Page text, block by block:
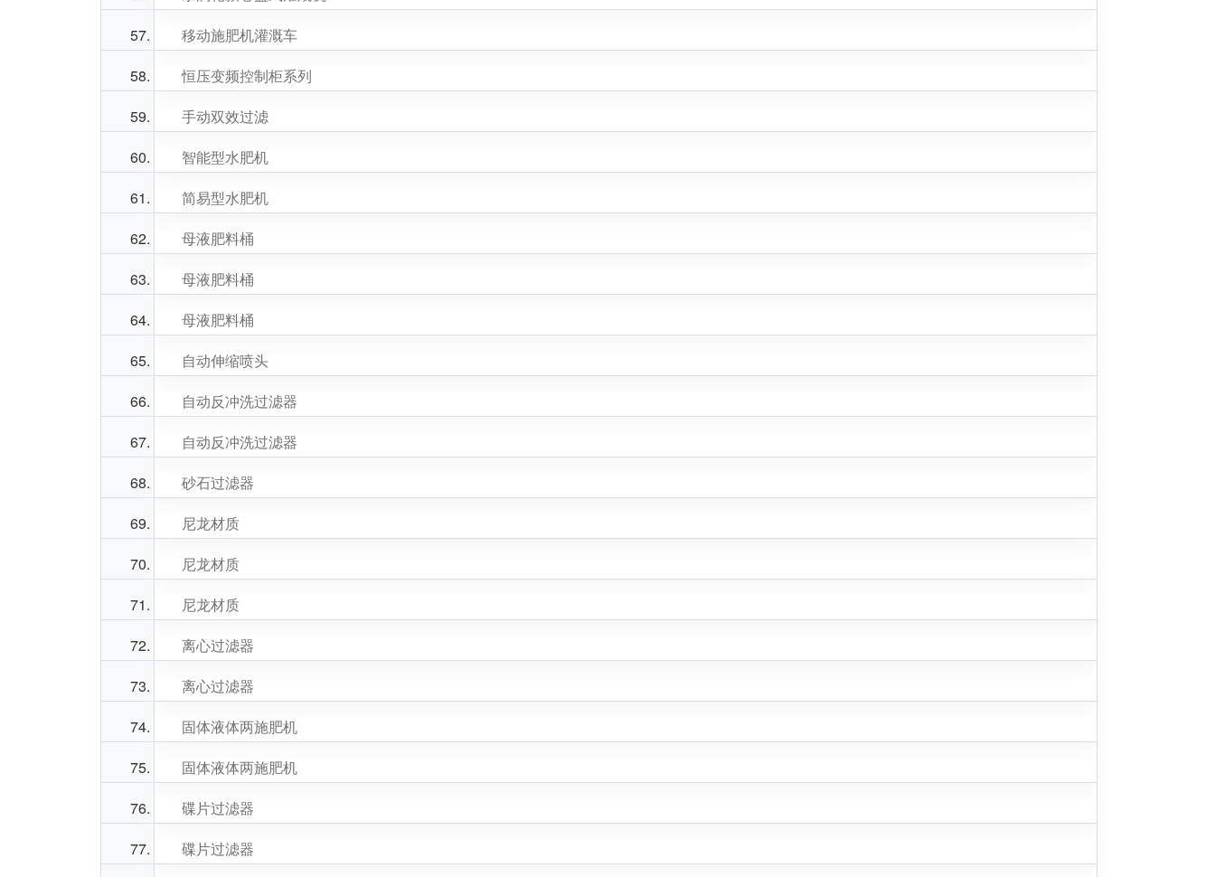
移动施肥机灌溉车
恒压变频控制柜系列
手动双效过滤
智能型水肥机
简易型水肥机
母液肥料桶
母液肥料桶
母液肥料桶
自动伸缩喷头
自动反冲洗过滤器
自动反冲洗过滤器
砂石过滤器
尼龙材质
尼龙材质
尼龙材质
离心过滤器
离心过滤器
固体液体两施肥机
固体液体两施肥机
碟片过滤器
碟片过滤器